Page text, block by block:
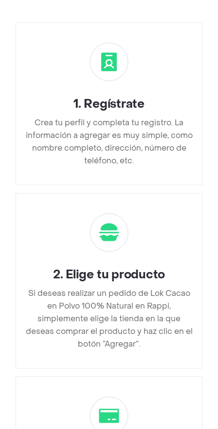
1. Regístrate
Crea tu perfil y completa tu registro. La
información a agregar es muy simple, como
nombre completo, dirección, número de
teléfono, etc.
2. Elige tu producto
Si deseas realizar un pedido de Lok Cacao
en Polvo 100% Natural en Rappi,
simplemente elige la tienda en la que
deseas comprar el producto y haz clic en el
botón “Agregar”.